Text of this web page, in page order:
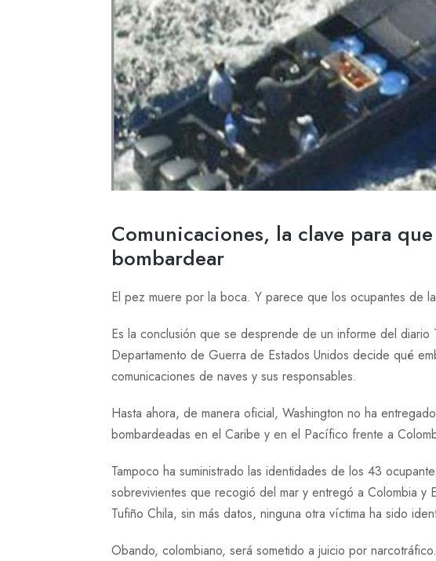
Comunicaciones, la clave para
bombardear
El pez muere por la boca. Y parece que los ocupantes de
Es la conclusión que se desprende de un informe del
Departamento de Guerra de Estados Unidos decide qué
comunicaciones de naves y sus responsables.
Hasta ahora, de manera oficial, Washington no ha
bombardeadas en el Caribe y en el Pacífico frente a
Tampoco ha suministrado las identidades de los 43
sobrevivientes que recogió del mar y entregó a Colombia y
Tufiño Chila, sin más datos, ninguna otra víctima ha sido
Obando, colombiano, será sometido a juicio por